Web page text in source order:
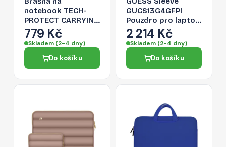
notebook TECH-
PROTECT CARRYING
BAG pro 13-14" -
černá
779 Kč
Skladem (2-4 dny)
Do košíku
GUCS13G4GFPI
Pouzdro pro laptop
13", růžové
2 214 Kč
Skladem (2-4 dny)
Do košíku